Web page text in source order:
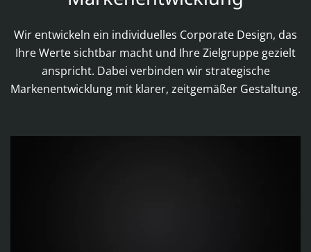
Wir entwickeln ein individuelles Corporate Design, das
Ihre Werte sichtbar macht und Ihre Zielgruppe gezielt
anspricht. Dabei verbinden wir strategische
Markenentwicklung mit klarer, zeitgemäßer Gestaltung.